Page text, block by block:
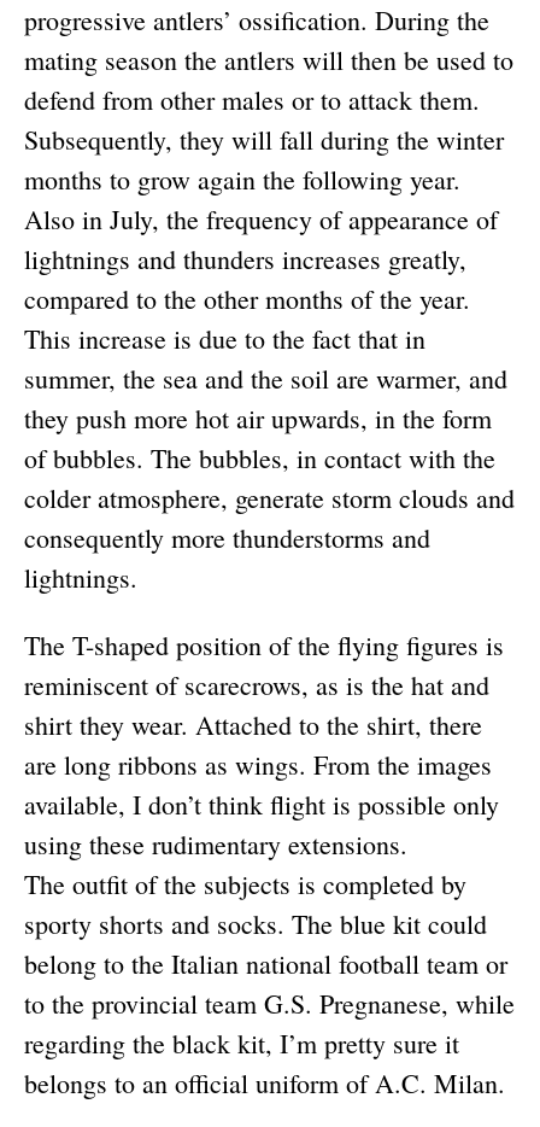
progressive antlers’ ossification. During the
mating season the antlers will then be used to
defend from other males or to attack them.
Subsequently, they will fall during the winter
months to grow again the following year.
Also in July, the frequency of appearance of
lightnings and thunders increases greatly,
compared to the other months of the year.
This increase is due to the fact that in
summer, the sea and the soil are warmer, and
they push more hot air upwards, in the form
of bubbles. The bubbles, in contact with the
colder atmosphere, generate storm clouds and
consequently more thunderstorms and
lightnings.
The T-shaped position of the flying figures is
reminiscent of scarecrows, as is the hat and
shirt they wear. Attached to the shirt, there
are long ribbons as wings. From the images
available, I don’t think flight is possible only
using these rudimentary extensions.
The outfit of the subjects is completed by
sporty shorts and socks. The blue kit could
belong to the Italian national football team or
to the provincial team G.S. Pregnanese, while
regarding the black kit, I’m pretty sure it
belongs to an official uniform of A.C. Milan.